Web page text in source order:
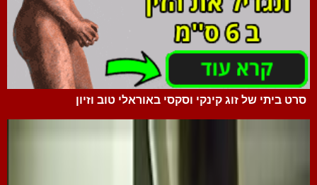
סרט ביתי של זוג קינקי וסקסי באוראלי טוב וזיון